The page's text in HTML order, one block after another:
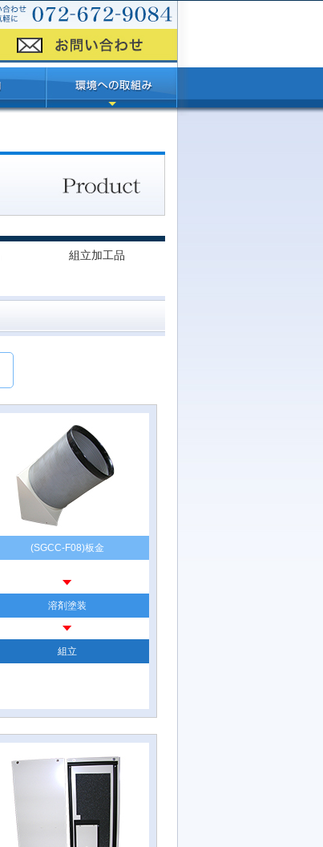
組立加工品
(SGCC-F08)板金
溶剤塗装
組立